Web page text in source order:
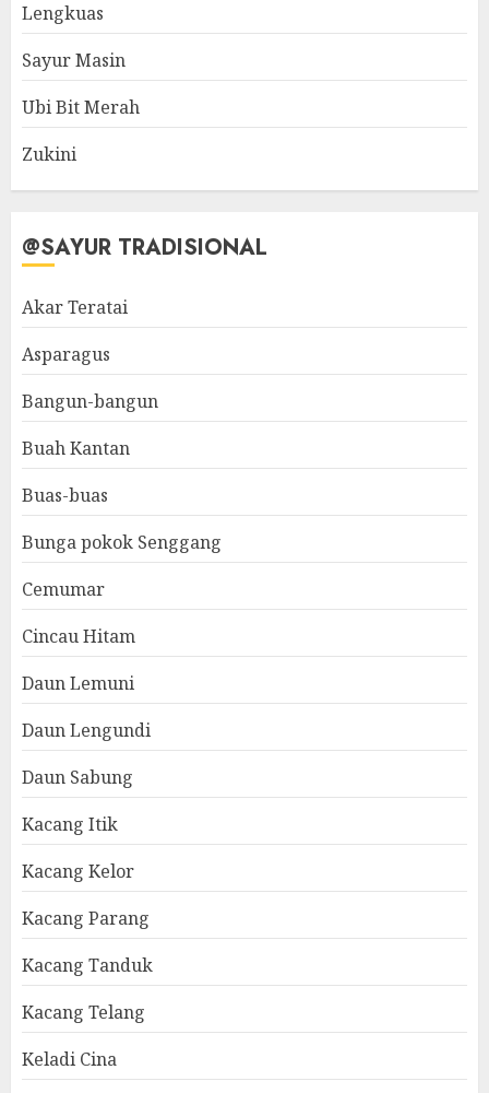
Lengkuas
Sayur Masin
Ubi Bit Merah
Zukini
@SAYUR TRADISIONAL
Akar Teratai
Asparagus
Bangun-bangun
Buah Kantan
Buas-buas
Bunga pokok Senggang
Cemumar
Cincau Hitam
Daun Lemuni
Daun Lengundi
Daun Sabung
Kacang Itik
Kacang Kelor
Kacang Parang
Kacang Tanduk
Kacang Telang
Keladi Cina